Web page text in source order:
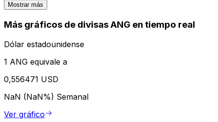
Mostrar más
Más gráficos de divisas ANG en tiempo real
Dólar estadounidense
1 ANG equivale a
0,556471 USD
NaN (NaN%) Semanal
Ver gráfico